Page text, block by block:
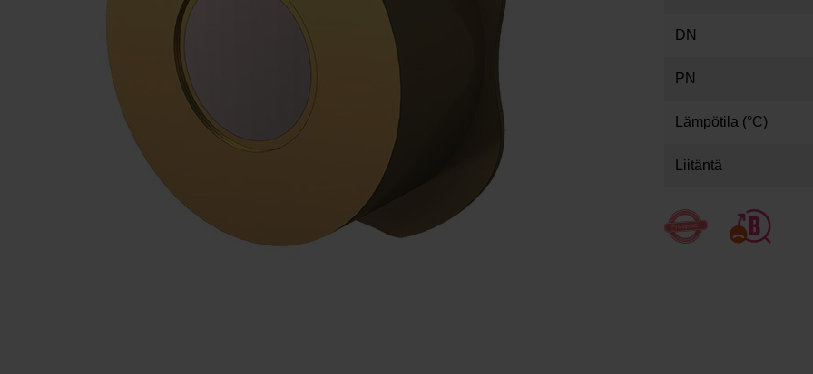
DN
PN
Lämpötila (°C)
Liitäntä